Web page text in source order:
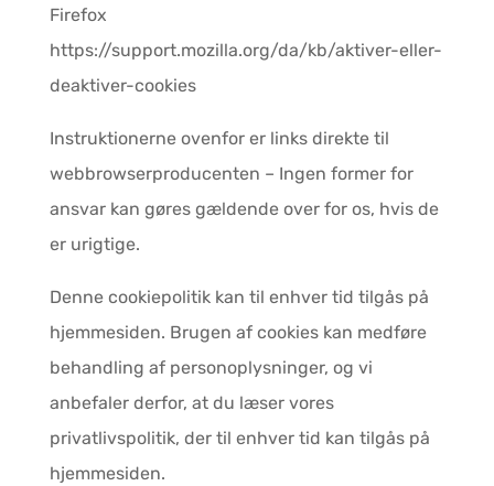
Firefox
https://support.mozilla.org/da/kb/aktiver-eller-
deaktiver-cookies
Instruktionerne ovenfor er links direkte til
webbrowserproducenten – Ingen former for
ansvar kan gøres gældende over for os, hvis de
er urigtige.
Denne cookiepolitik kan til enhver tid tilgås på
hjemmesiden. Brugen af cookies kan medføre
behandling af personoplysninger, og vi
anbefaler derfor, at du læser vores
privatlivspolitik, der til enhver tid kan tilgås på
hjemmesiden.